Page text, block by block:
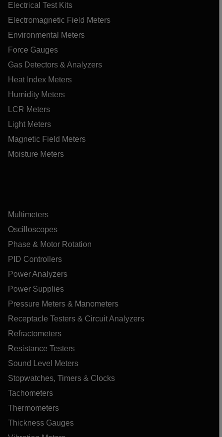
Electrical Test Kits
Electromagnetic Field Meters
Environmental Meters
Force Gauges
Gas Detectors & Analyzers
Heat Index Meters
Humidity Meters
LCR Meters
Light Meters
Magnetic Field Meters
Moisture Meters
Multimeters
Oscilloscopes
Phase & Motor Rotation
PID Controllers
Power Analyzers
Power Supplies
Pressure Meters & Manometers
Receptacle Testers & Circuit Analyzers
Refractometers
Resistance Testers
Sound Level Meters
Stopwatches, Timers & Clocks
Tachometers
Thermometers
Thickness Gauges